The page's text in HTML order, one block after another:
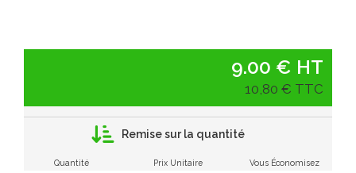
9.00 € HT
10,80 € TTC
Remise sur la quantité
Quantité Prix Unitaire Vous Économisez